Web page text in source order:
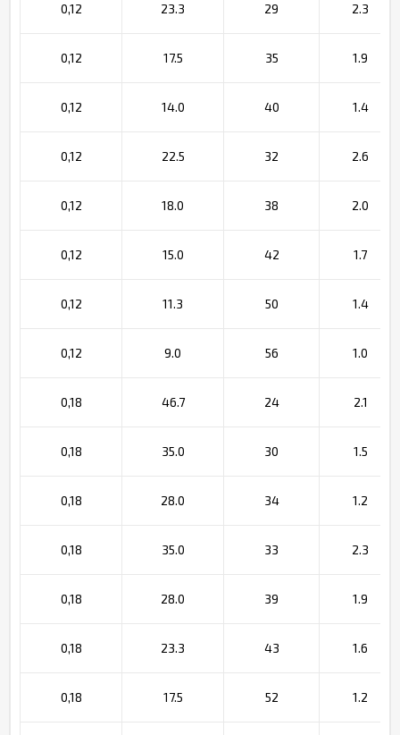
0,12 23.3 29 2.3
0,12 17.5 35 1.9
0,12 14.0 40 1.4
0,12 22.5 32 2.6
0,12 18.0 38 2.0
0,12 15.0 42 1.7
0,12 11.3 50 1.4
0,12 9.0 56 1.0
0,18 46.7 24 2.1
0,18 35.0 30 1.5
0,18 28.0 34 1.2
0,18 35.0 33 2.3
0,18 28.0 39 1.9
0,18 23.3 43 1.6
0,18 17.5 52 1.2